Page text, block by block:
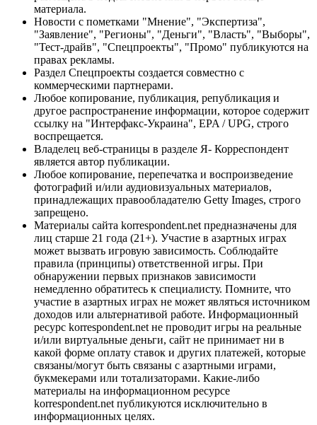
материала.
Новости с пометками "Мнение", "Экспертиза",
"Заявление", "Регионы", "Деньги", "Власть", "Выборы",
"Тест-драйв", "Спецпроекты", "Промо" публикуются на
правах рекламы.
Раздел Спецпроекты создается совместно с
коммерческими партнерами.
Любое копирование, публикация, републикация и
другое распространение информации, которое содержит
ссылку на "Интерфакс-Украина", EPA / UPG, строго
воспрещается.
Владелец веб-страницы в разделе Я- Корреспондент
является автор публикации.
Любое копирование, перепечатка и воспроизведение
фотографий и/или аудиовизуальных материалов,
принадлежащих правообладателю Getty Images, строго
запрещено.
Материалы сайта korrespondent.net предназначены для
лиц старше 21 года (21+). Участие в азартных играх
может вызвать игровую зависимость. Соблюдайте
правила (принципы) ответственной игры. При
обнаружении первых признаков зависимости
немедленно обратитесь к специалисту. Помните, что
участие в азартных играх не может являться источником
доходов или альтернативой работе. Информационный
ресурс korrespondent.net не проводит игры на реальные
и/или виртуальные деньги, сайт не принимает ни в
какой форме оплату ставок и других платежей, которые
связаны/могут быть связаны с азартными играми,
букмекерами или тотализаторами. Какие-либо
материалы на информационном ресурсе
korrespondent.net публикуются исключительно в
информационных целях.